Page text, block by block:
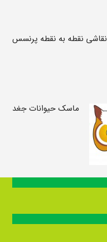
نقاشی نقطه به نقطه پرنسس
ماسک حیوانات جغد